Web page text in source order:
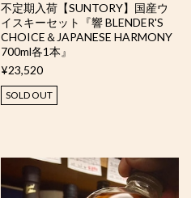
不定期入荷【SUNTORY】国産ウ
イスキーセット『響 BLENDER'S
CHOICE＆JAPANESE HARMONY
700ml各1本』
¥23,520
SOLD OUT